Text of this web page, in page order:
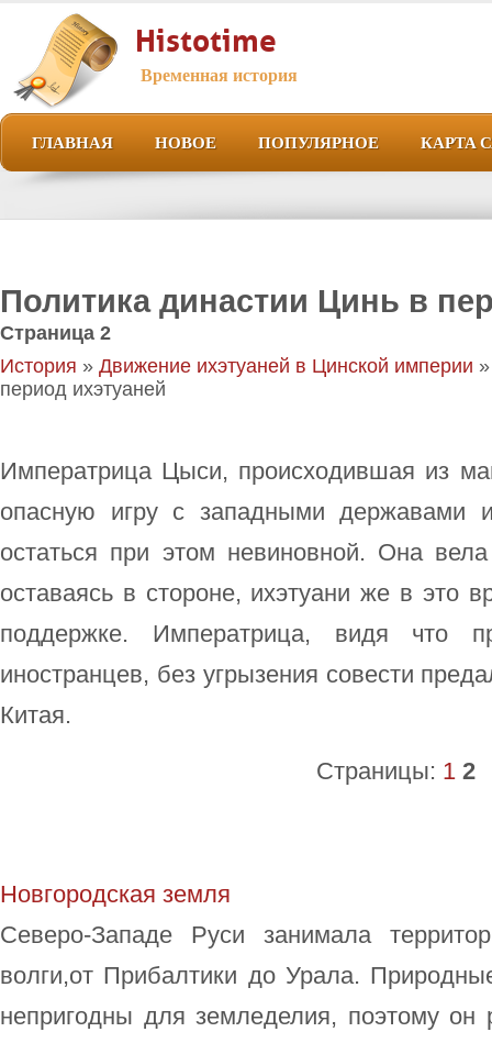
Histotime
Временная история
ГЛАВНАЯ НОВОЕ ПОПУЛЯРНОЕ КАРТА
Политика династии Цинь в
Страница 2
История » Движение ихэтуаней в Цинской империи
период ихэтуаней
Императрица Цыси, происходившая из
опасную игру с западными державами
остаться при этом невиновной. Она
оставаясь в стороне, ихэтуани же в это
поддержке. Императрица, видя что
иностранцев, без угрызения совести
Китая.
Страницы: 1 2
Новгородская земля
Северо-Западе Руси занимала
волги,от Прибалтики до Урала.
непригодны для земледелия, поэтому он